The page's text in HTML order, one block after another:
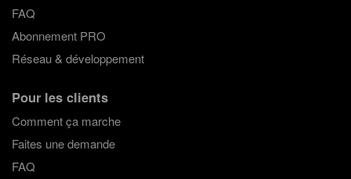
FAQ
Abonnement PRO
Réseau & développement
Pour les clients
Comment ça marche
Faites une demande
FAQ